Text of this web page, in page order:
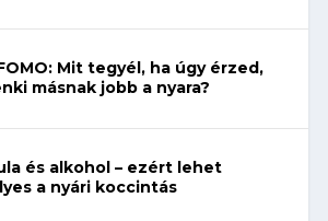
Mit tegyél, ha úgy érzed,
másnak jobb a nyara?
és alkohol – ezért lehet
a nyári koccintás